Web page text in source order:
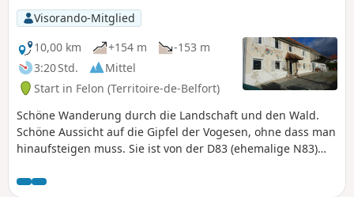
Visorando-Mitglied
10,00 km
+154 m
-153 m
3:20 Std.
Mittel
Start in Felon (Territoire-de-Belfort)
Schöne Wanderung durch die Landschaft und den Wald.
Schöne Aussicht auf die Gipfel der Vogesen, ohne dass man
hinaufsteigen muss. Sie ist von der D83 (ehemalige N83)
von Belfort. Die Route ist mit einem „Grünen Ring“ markiert.